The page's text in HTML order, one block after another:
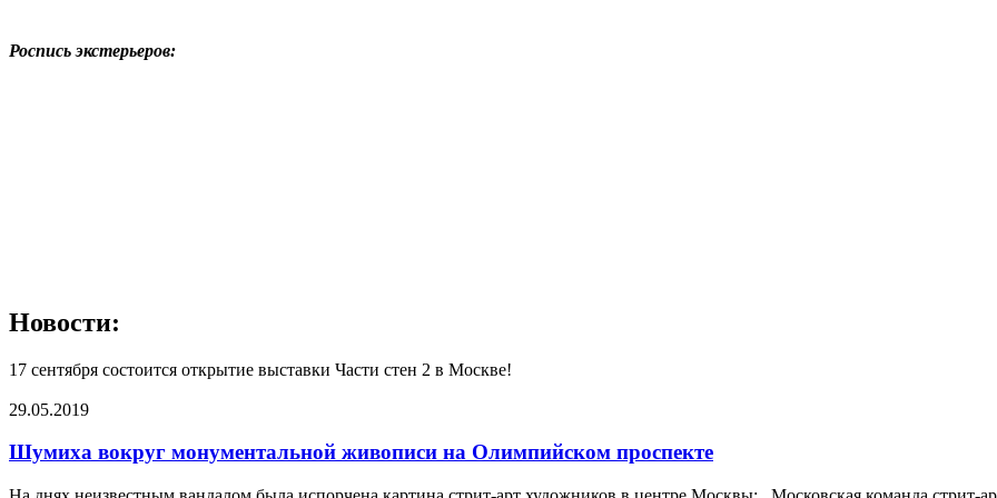
Роспись экстерьеров:
Новости:
17 сентября состоится открытие выставки Части стен 2 в Москве!
29.05.2019
Шумиха вокруг монументальной живописи на Олимпийском проспекте